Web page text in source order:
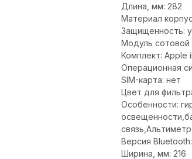
Длина, мм: 282
Материал
Защищенность:
Модуль сотовой
Комплект: Apple
Операционная
SIM-карта: нет
Цвет для
Особенности:
Версия
Ширина, мм: 216